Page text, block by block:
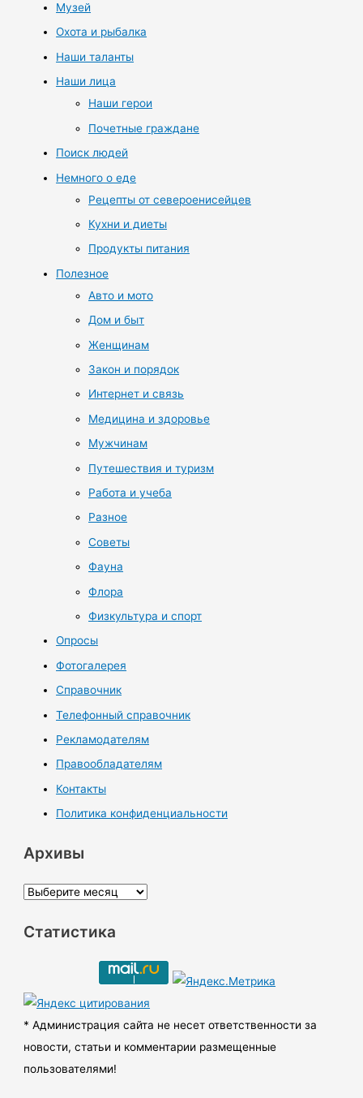
Музей
Охота и рыбалка
Наши таланты
Наши лица
Наши герои
Почетные граждане
Поиск людей
Немного о еде
Рецепты от североенисейцев
Кухни и диеты
Продукты питания
Полезное
Авто и мото
Дом и быт
Женщинам
Закон и порядок
Интернет и связь
Медицина и здоровье
Мужчинам
Путешествия и туризм
Работа и учеба
Разное
Советы
Фауна
Флора
Физкультура и спорт
Опросы
Фотогалерея
Справочник
Телефонный справочник
Рекламодателям
Правообладателям
Контакты
Политика конфиденциальности
Архивы
А
х
ы
Статистика
* Администрация сайта не несет ответственности за
новости, статьи и комментарии размещенные
пользователями!